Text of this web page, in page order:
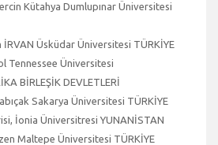
Kütahya Dumlupınar Üniversitesi
İRVAN Üsküdar Üniversitesi TÜRKİYE
Tennessee Üniversitesi
BİRLEŞİK DEVLETLERİ
Sakarya Üniversitesi TÜRKİYE
İonia Üniversitresi YUNANİSTAN
Maltepe Üniversitesi TÜRKİYE